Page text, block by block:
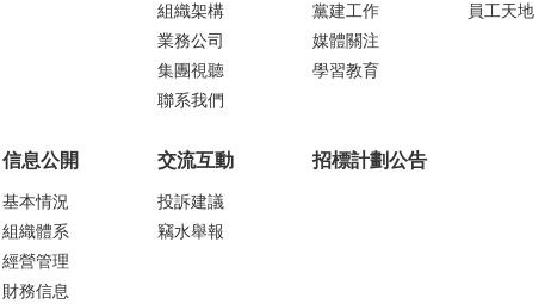
組織架構
業務公司
集團視聽
聯系我們
黨建工作
媒體關注
學習教育
員工天地
信息公開
基本情況
組織體系
經營管理
財務信息
交流互動
投訴建議
竊水舉報
招標計劃公告